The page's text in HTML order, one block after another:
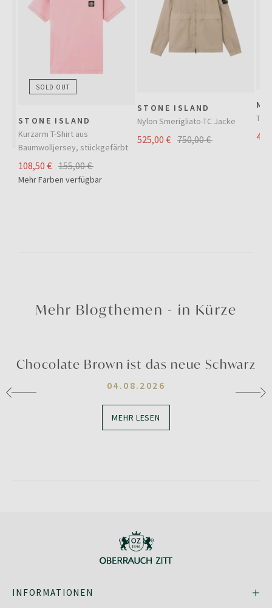
SOLD OUT
STONE ISLAND
Kurzarm T-Shirt aus
Baumwolljersey, stückgefärbt
108,50 € 155,00 €
Mehr Farben verfügbar
STONE ISLAND
Nylon Smerigliato-TC Jacke
525,00 € 750,00 €
Mehr Blogthemen - in Kürze
Chocolate Brown ist das neue Schwarz
04.08.2026
MEHR LESEN
INFORMATIONEN